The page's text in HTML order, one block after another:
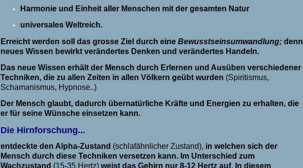
Harmonie und Einheit aller Menschen mit der gesamten Natur
universales Weltreich.
Erreicht werden soll das grosse Ziel durch eine Bewusstseinsumwandlung; denn
neues Wissen bewirkt verändertes Denken und verändertes Handeln.
Das neue Wissen erhält der Mensch durch Erlernen und Ausüben verschiedener
Techniken, die zu allen Zeiten in allen Völkern geübt wurden (Spiritismus,
Schamanismus, Hypnose..)
Der Mensch glaubt, dadurch übernatürliche Kräfte und Energien zu erhalten, die
er für seine Wünsche einsetzen kann.
Die Hirnforschung...
entdeckte den Alpha-Zustand (schlafähnlicher Zustand), in welchen sich der
Mensch durch diese Techniken versetzen kann. Im Unterschied zum
Wachzustand (15-35 Hertz) weist das Gehirn nur 8-12 Hertz auf. In diesem